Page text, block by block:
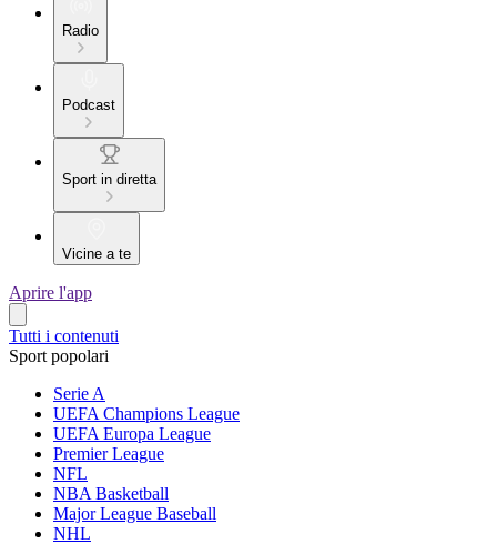
Radio
Podcast
Sport in diretta
Vicine a te
Aprire l'app
Tutti i contenuti
Sport popolari
Serie A
UEFA Champions League
UEFA Europa League
Premier League
NFL
NBA Basketball
Major League Baseball
NHL